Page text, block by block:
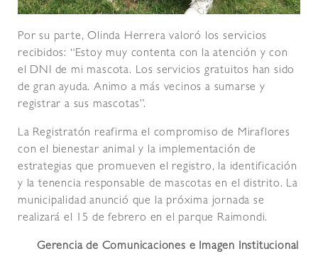
Por su parte, Olinda Herrera valoró los servicios
recibidos: “Estoy muy contenta con la atención y con
el DNI de mi mascota. Los servicios gratuitos han sido
de gran ayuda. Animo a más vecinos a sumarse y
registrar a sus mascotas”.
La Registratón reafirma el compromiso de Miraflores
con el bienestar animal y la implementación de
estrategias que promueven el registro, la identificación
y la tenencia responsable de mascotas en el distrito. La
municipalidad anunció que la próxima jornada se
realizará el 15 de febrero en el parque Raimondi.
Gerencia de Comunicaciones e Imagen Institucional